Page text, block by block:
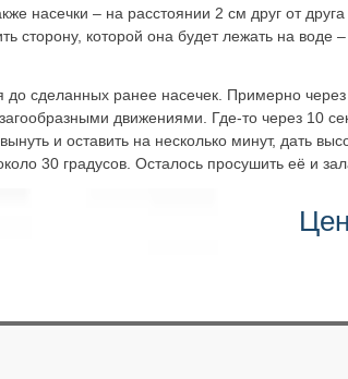
насечки – на расстоянии 2 см друг от
сторону, которой она будет лежать на воде
до сделанных ранее насечек. Примерно
движениями. Где-то через 10
и оставить на несколько минут, дать
30 градусов. Осталось просушить её и